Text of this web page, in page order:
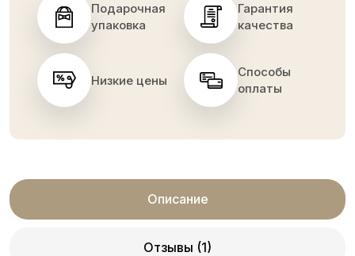
Подарочная
упаковка
Гарантия
качества
Низкие цены
Способы
оплаты
Описание
Отзывы (1)